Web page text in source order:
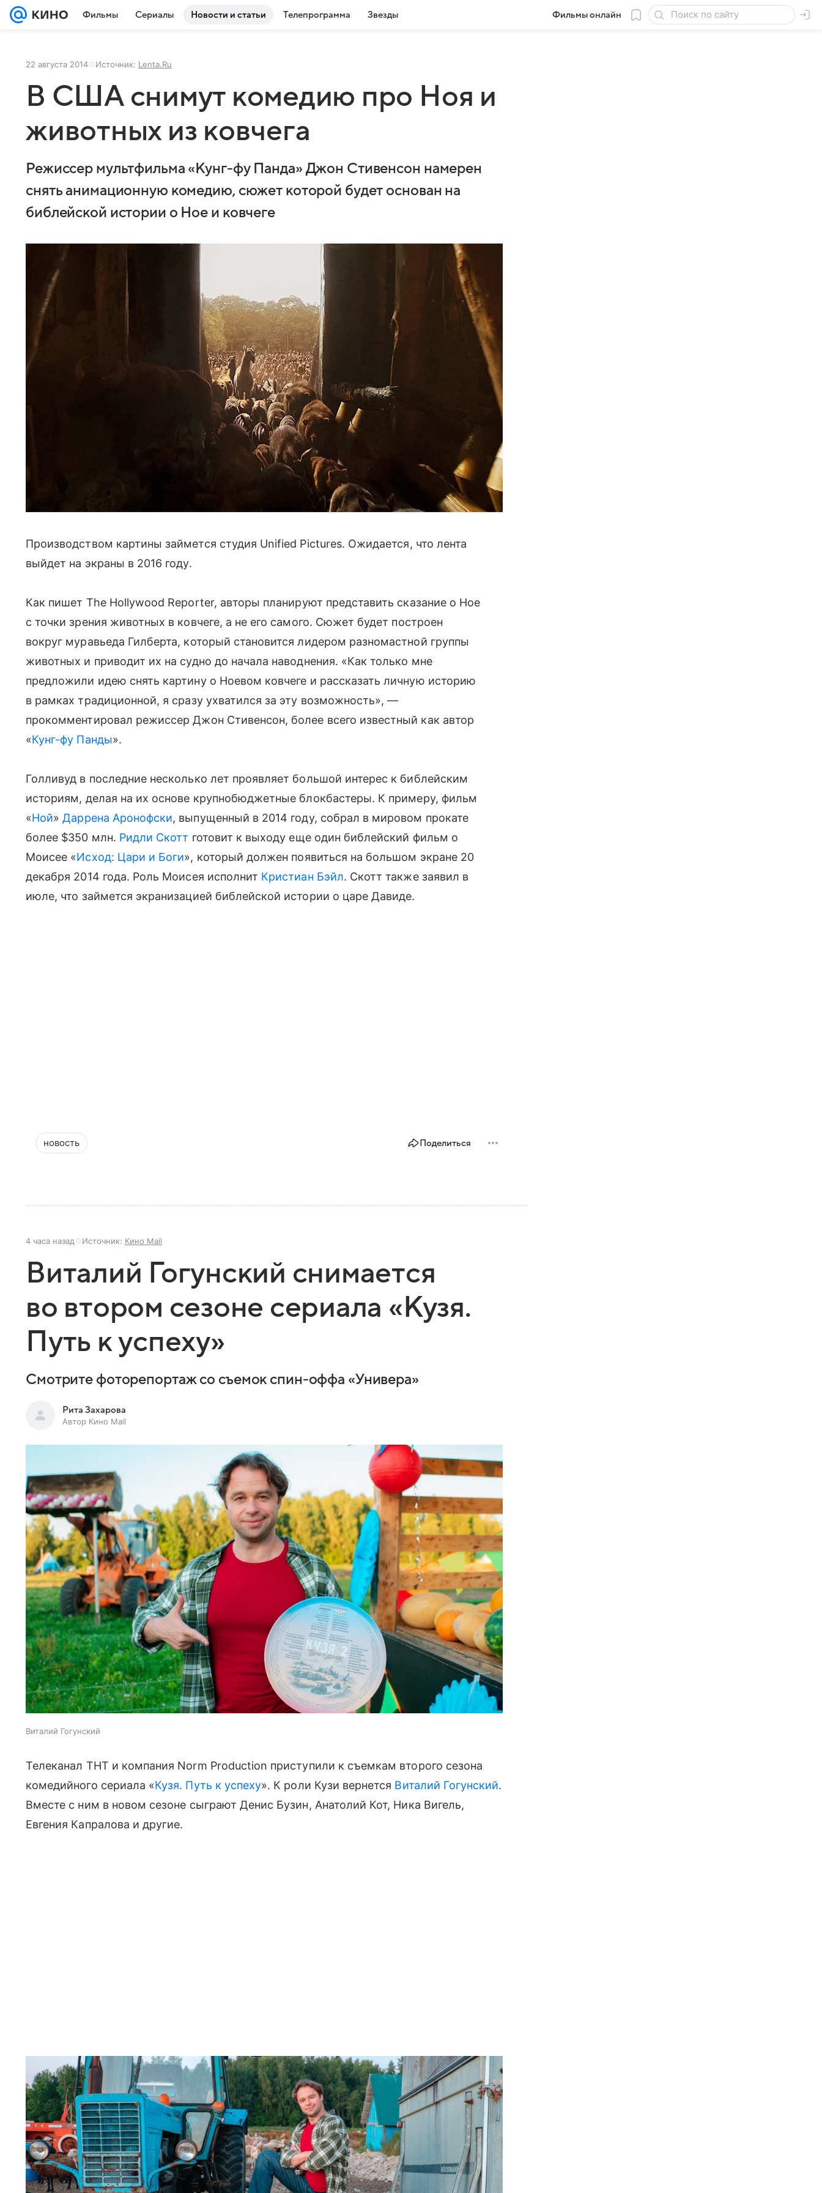
Фильмы Сериалы Новости и статьи Телепрограмма Звезды Фильмы онлайн
22 августа 2014 Источник: Lenta.Ru
В США снимут комедию про Ноя и
животных из ковчега
Режиссер мультфильма «Кунг-фу Панда» Джон Стивенсон намерен
снять анимационную комедию, сюжет которой будет основан на
библейской истории о Ное и ковчеге
Производством картины займется студия Unified Pictures. Ожидается, что лента
выйдет на экраны в 2016 году.
Как пишет The Hollywood Reporter, авторы планируют представить сказание о Ное
с точки зрения животных в ковчеге, а не его самого. Сюжет будет построен
вокруг муравьеда Гилберта, который становится лидером разномастной группы
животных и приводит их на судно до начала наводнения. «Как только мне
предложили идею снять картину о Ноевом ковчеге и рассказать личную историю
в рамках традиционной, я сразу ухватился за эту возможность», —
прокомментировал режиссер Джон Стивенсон, более всего известный как автор
«Кунг-фу Панды».
Голливуд в последние несколько лет проявляет большой интерес к библейским
историям, делая на их основе крупнобюджетные блокбастеры. К примеру, фильм
«Ной»Даррена Аронофски, выпущенный в 2014 году, собрал в мировом прокате
более $350 млн. Ридли Скотт готовит к выходу еще один библейский фильм о
Моисее «Исход: Цари и Боги», который должен появиться на большом экране 20
декабря 2014 года. Роль Моисея исполнит Кристиан Бэйл. Скотт также заявил в
июле, что займется экранизацией библейской истории о царе Давиде.
новость Поделиться
4 часа назад Источник: Кино Mail
Виталий Гогунский снимается
во втором сезоне сериала «Кузя.
Путь к успеху»
Смотрите фоторепортаж со съемок спин-оффа «Универа»
Рита Захарова
Автор Кино Mail
Виталий Гогунский
Телеканал ТНТ и компания Norm Production приступили к съемкам второго сезона
комедийного сериала «Кузя. Путь к успеху». К роли Кузи вернется Виталий Гогунский.
Вместе с ним в новом сезоне сыграют Денис Бузин, Анатолий Кот, Ника Вигель,
Евгения Капралова и другие.